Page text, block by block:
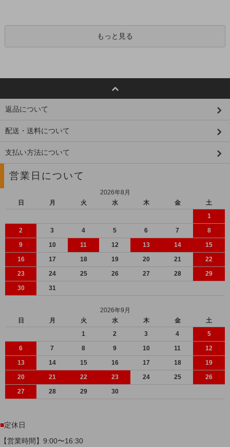
もっと見る
返品について
配送・送料について
支払い方法について
営業日について
2026年8月
日
月 火 水 木 金
土
1
2
3 4 5 6 7
8
9
10 11 12 13 14
15
16
17 18 19 20 21
22
23
24 25 26 27 28
29
30
31
2026年9月
日
月 火 水 木 金
土
1
2 3 4
5
6
7 8 9 10 11
12
13
14 15 16 17 18
19
20
21 22 23 24 25
26
27
28 29 30
■定休日
【営業時間】9:00〜16:30